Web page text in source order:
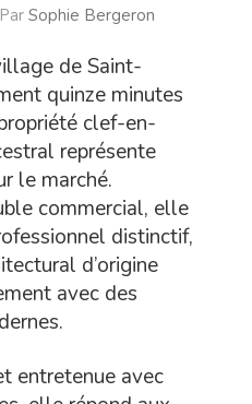
Par Sophie Bergeron
de Saint-
quinze minutes
clef-en-
représente
le marché.
commercial, elle
distinctif,
d’origine
avec des
entretenue avec